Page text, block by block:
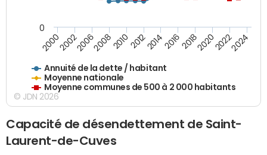
Annuité de la dette / habitant
Moyenne nationale
Moyenne communes de 500 à 2 000 habitants
200020022006200820102012201420162018202020222024
0
© JDN 2026
Capacité de désendettement de Saint-
Laurent-de-Cuves